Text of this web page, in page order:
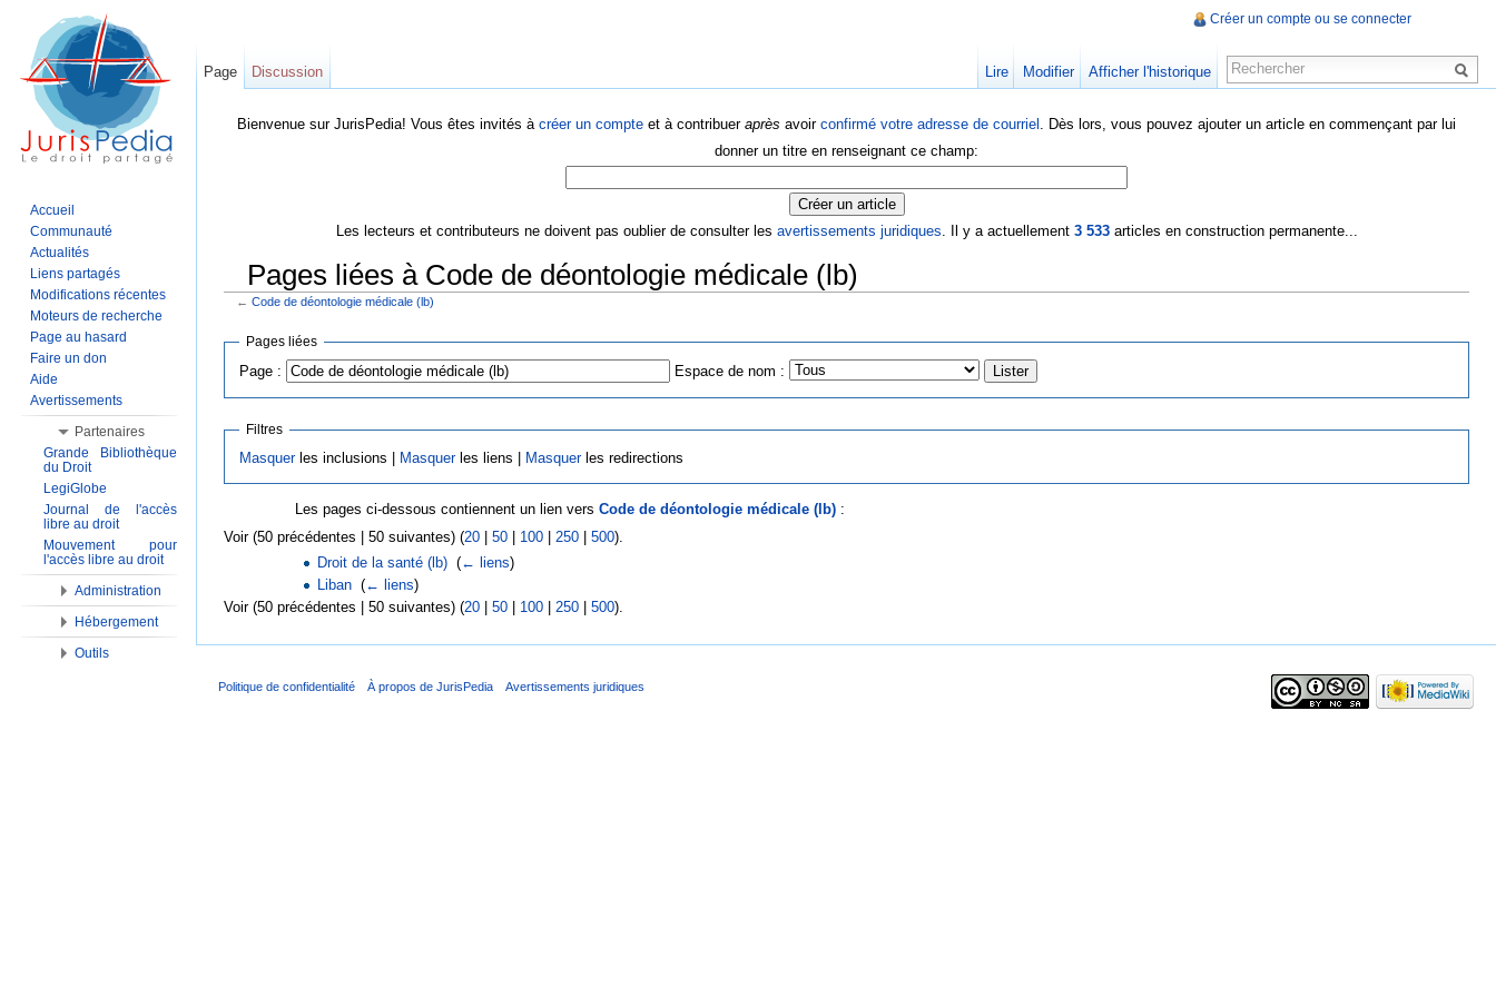
Bienvenue sur JurisPedia! Vous êtes invités à créer un compte et à contribuer après avoir confirmé votre adresse de courriel . Dès lors, vous pouvez ajouter un article en commençant par lui
donner un titre en renseignant ce champ:
Les lecteurs et contributeurs ne doivent pas oublier de consulter les avertissements juridiques. Il y a actuellement 3 533articles en construction permanente...
Pages liées à Code de déontologie médicale (lb)
← Code de déontologie médicale (lb)
Pages liées
Page : Espace de nom :
Filtres
Masquerles inclusions | Masquerles liens | Masquerles redirections
Les pages ci-dessous contiennent un lien vers Code de déontologie médicale (lb) :
Voir (50 précédentes | 50 suivantes) (20 50 100 250 500).
Droit de la santé (lb) ‎(← liens)
Liban ‎(← liens)
Voir (50 précédentes | 50 suivantes) (20 50 100 250 500).
Créer un compte ou se connecter
Page Discussion Lire Modifier Afficher l'historique
Accueil
Communauté
Actualités
Liens partagés
Modifications récentes
Moteurs de recherche
Page au hasard
Faire un don
Aide
Avertissements
Partenaires
Grande Bibliothèque
du Droit
LegiGlobe
Journal de l'accès
libre au droit
Mouvement pour
l'accès libre au droit
Administration
Hébergement
Outils
Politique de confidentialité À propos de JurisPedia Avertissements juridiques